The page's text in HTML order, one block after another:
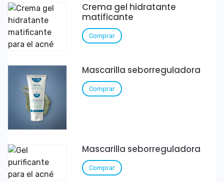
Crema gel hidratante
matificante
Comprar
Mascarilla seborreguladora
Comprar
Mascarilla seborreguladora
Comprar